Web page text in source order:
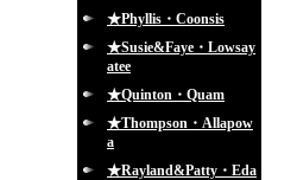
★Phyllis・Coonsis
★Susie&Faye・Lowsay
atee
★Quinton・Quam
★Thompson・Allapow
a
★Rayland&Patty・Eda